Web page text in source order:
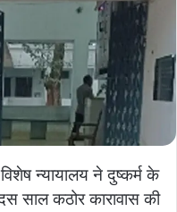
न्यायालय ने दुष्कर्म के
साल कठोर कारावास की